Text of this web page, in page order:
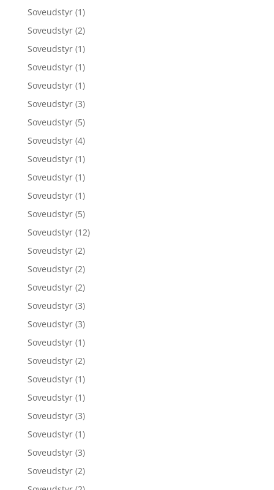
Soveudstyr (1)
Soveudstyr (2)
Soveudstyr (1)
Soveudstyr (1)
Soveudstyr (1)
Soveudstyr (3)
Soveudstyr (5)
Soveudstyr (4)
Soveudstyr (1)
Soveudstyr (1)
Soveudstyr (1)
Soveudstyr (5)
Soveudstyr (12)
Soveudstyr (2)
Soveudstyr (2)
Soveudstyr (2)
Soveudstyr (3)
Soveudstyr (3)
Soveudstyr (1)
Soveudstyr (2)
Soveudstyr (1)
Soveudstyr (1)
Soveudstyr (3)
Soveudstyr (1)
Soveudstyr (3)
Soveudstyr (2)